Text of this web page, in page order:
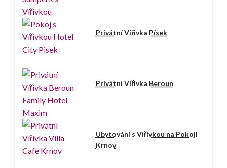
Privátní Vířivka Písek
Privátní Vířivka Beroun
Ubytování s Vířivkou na Pokoji
Krnov